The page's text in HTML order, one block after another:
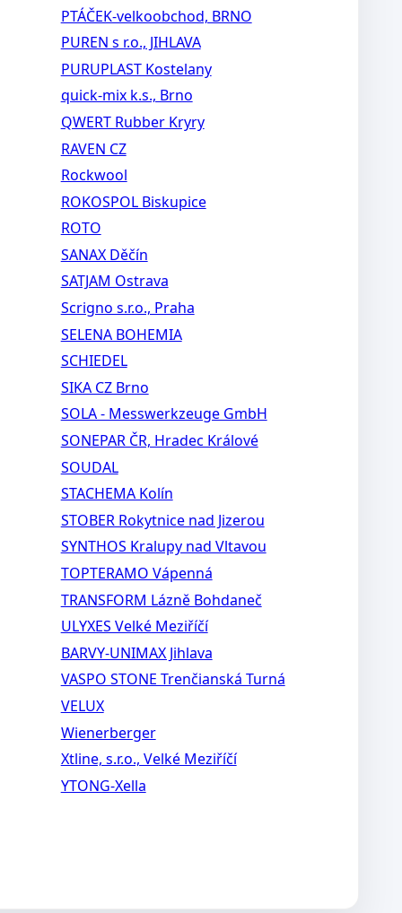
PTÁČEK-velkoobchod, BRNO
PUREN s r.o., JIHLAVA
PURUPLAST Kostelany
quick-mix k.s., Brno
QWERT Rubber Kryry
RAVEN CZ
Rockwool
ROKOSPOL Biskupice
ROTO
SANAX Děčín
SATJAM Ostrava
Scrigno s.r.o., Praha
SELENA BOHEMIA
SCHIEDEL
SIKA CZ Brno
SOLA - Messwerkzeuge GmbH
SONEPAR ČR, Hradec Králové
SOUDAL
STACHEMA Kolín
STOBER Rokytnice nad Jizerou
SYNTHOS Kralupy nad Vltavou
TOPTERAMO Vápenná
TRANSFORM Lázně Bohdaneč
ULYXES Velké Meziříčí
BARVY-UNIMAX Jihlava
VASPO STONE Trenčianská Turná
VELUX
Wienerberger
Xtline, s.r.o., Velké Meziříčí
YTONG-Xella